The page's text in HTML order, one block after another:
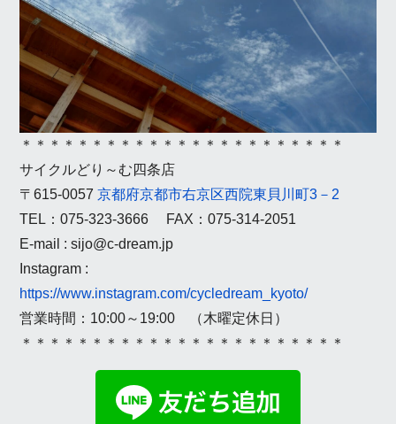
＊＊＊＊＊＊＊＊＊＊＊＊＊＊＊＊＊＊＊＊＊＊＊
サイクルどり～む四条店
〒615-0057京都府京都市右京区西院東貝川町3－2
TEL：075-323-3666 FAX：075-314-2051
E-mail : sijo@c-dream.jp
Instagram :
https://www.instagram.com/cycledream_kyoto/
営業時間：10:00～19:00 （木曜定休日）
＊＊＊＊＊＊＊＊＊＊＊＊＊＊＊＊＊＊＊＊＊＊＊